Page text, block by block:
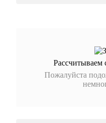
Рассчитываем
Пожалуйста